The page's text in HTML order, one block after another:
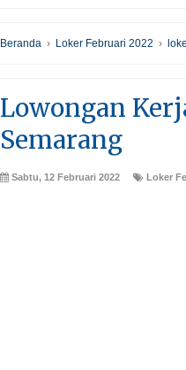
Beranda › Loker Februari 2022 ›
Lowongan
Semarang
Sabtu, 12 Februari 2022 Loker